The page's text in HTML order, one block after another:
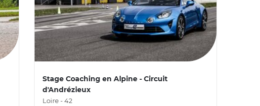
Stage Coaching en Alpine - Circuit
d'Andrézieux
Loire - 42